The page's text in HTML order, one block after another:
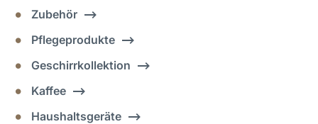
Zubehör
Pflegeprodukte
Geschirrkollektion
Kaffee
Haushaltsgeräte